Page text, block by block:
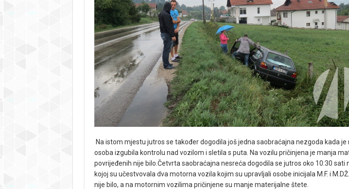
Na istom mjestu jutros se također dogodila još jedna saobraćajna nezgoda kada
osoba izgubila kontrolu nad vozilom i sletila s puta. Na vozilu pričinjena je manja
povrijeđenih nije bilo.Četvrta saobraćajna nesreća dogodila se jutros oko 10:30 sati
kojoj su učestvovala dva motorna vozila kojim su upravljali osobe inicijala M.F. i
nije bilo, a na motornim vozilima pričinjene su manje materijalne štete.